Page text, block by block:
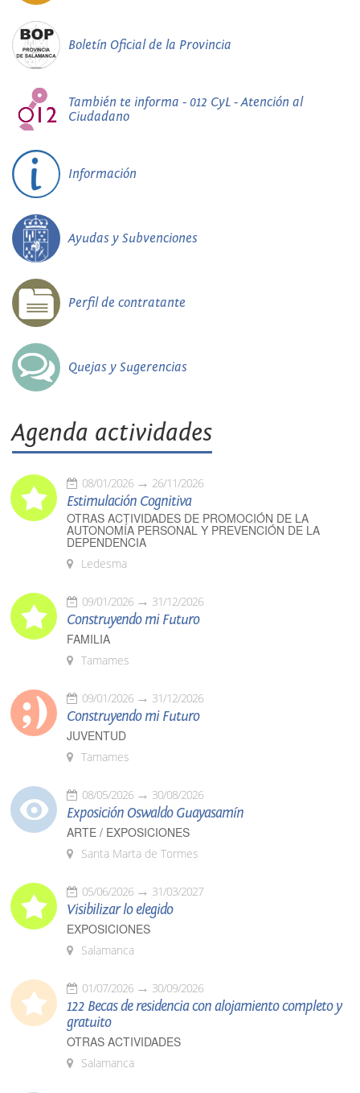
Boletín Oficial de la Provincia
También te informa - 012 CyL - Atención al
Ciudadano
Información
Ayudas y Subvenciones
Perfil de contratante
Quejas y Sugerencias
Agenda actividades
08/01/2026 26/11/2026
Estimulación Cognitiva
OTRAS ACTIVIDADES DE PROMOCIÓN DE LA
AUTONOMÍA PERSONAL Y PREVENCIÓN DE LA
DEPENDENCIA
Ledesma
09/01/2026 31/12/2026
Construyendo mi Futuro
FAMILIA
Tamames
09/01/2026 31/12/2026
Construyendo mi Futuro
JUVENTUD
Tamames
08/05/2026 30/08/2026
Exposición Oswaldo Guayasamín
ARTE / EXPOSICIONES
Santa Marta de Tormes
05/06/2026 31/03/2027
Visibilizar lo elegido
EXPOSICIONES
Salamanca
01/07/2026 30/09/2026
122 Becas de residencia con alojamiento completo y
gratuito
OTRAS ACTIVIDADES
Salamanca